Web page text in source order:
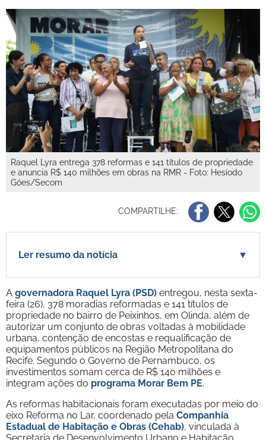
Raquel Lyra entrega 378 reformas e 141 títulos de propriedade
e anuncia R$ 140 milhões em obras na RMR - Foto: Hesíodo
Góes/Secom
COMPARTILHE:
Ler resumo da notícia ▼
A governadora Raquel Lyra (PSD) entregou, nesta sexta-
feira (26), 378 moradias reformadas e 141 títulos de
propriedade no bairro de Peixinhos, em Olinda, além de
autorizar um conjunto de obras voltadas à mobilidade
urbana, contenção de encostas e requalificação de
equipamentos públicos na Região Metropolitana do
Recife. Segundo o Governo de Pernambuco, os
investimentos somam cerca de R$ 140 milhões e
integram ações do programa Morar Bem PE.
As reformas habitacionais foram executadas por meio do
eixo Reforma no Lar, coordenado pela Companhia
Estadual de Habitação e Obras (Cehab), vinculada à